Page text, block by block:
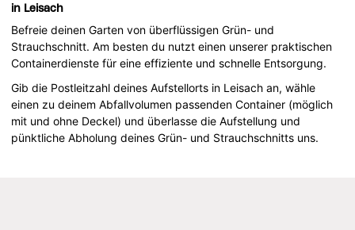
in Leisach
Befreie deinen Garten von überflüssigen Grün- und
Strauchschnitt. Am besten du nutzt einen unserer praktischen
Containerdienste für eine effiziente und schnelle Entsorgung.
Gib die Postleitzahl deines Aufstellorts in Leisach an, wähle
einen zu deinem Abfallvolumen passenden Container (möglich
mit und ohne Deckel) und überlasse die Aufstellung und
pünktliche Abholung deines Grün- und Strauchschnitts uns.